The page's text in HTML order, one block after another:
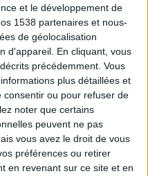
et le développement de
1538 partenaires et nous-
de géolocalisation
d'appareil. En cliquant, vous
précédemment. Vous
plus détaillées et
consentir ou pour refuser de
noter que certains
peuvent ne pas
vous avez le droit de vous
préférences ou retirer
en revenant sur ce site et en
: le déficit calorique